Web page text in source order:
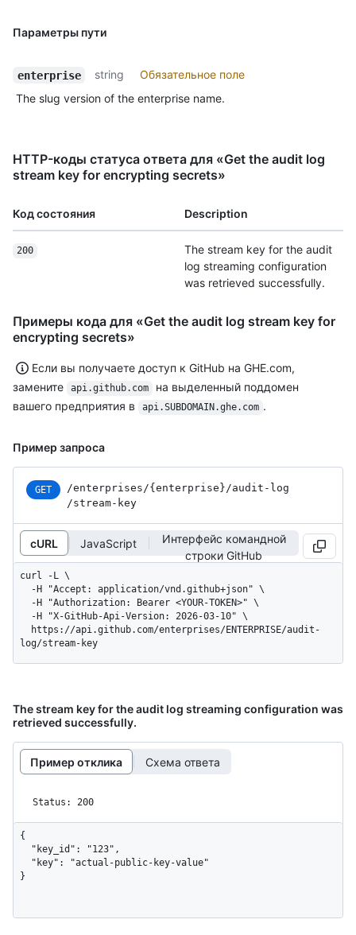
Параметры пути
enterprise string
Обязательное поле
The slug version of the enterprise name.
HTTP-коды статуса ответа для «Get the audit log
stream key for encrypting secrets»
Код состояния Description
200
The stream key for the audit
log streaming configuration
was retrieved successfully.
Примеры кода для «Get the audit log stream key for
encrypting secrets»
Если вы получаете доступ к GitHub на GHE.com,
замените
api.github.com
на выделенный поддомен
вашего предприятия в
api.SUBDOMAIN.ghe.com .
Пример запроса
GET /enterprises/{enterprise}/audit-log
/stream-key
cURL JavaScript
Интерфейс командной
строки GitHub
curl -L \
log/stream-key
The stream key for the audit log streaming configuration was
retrieved successfully.
Пример отклика Схема ответа
Status: 200
{
}